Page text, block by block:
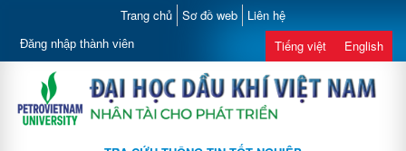
Trang chủ Sơ đồ web Liên hệ
Đăng nhập thành viên Tiếng việt English